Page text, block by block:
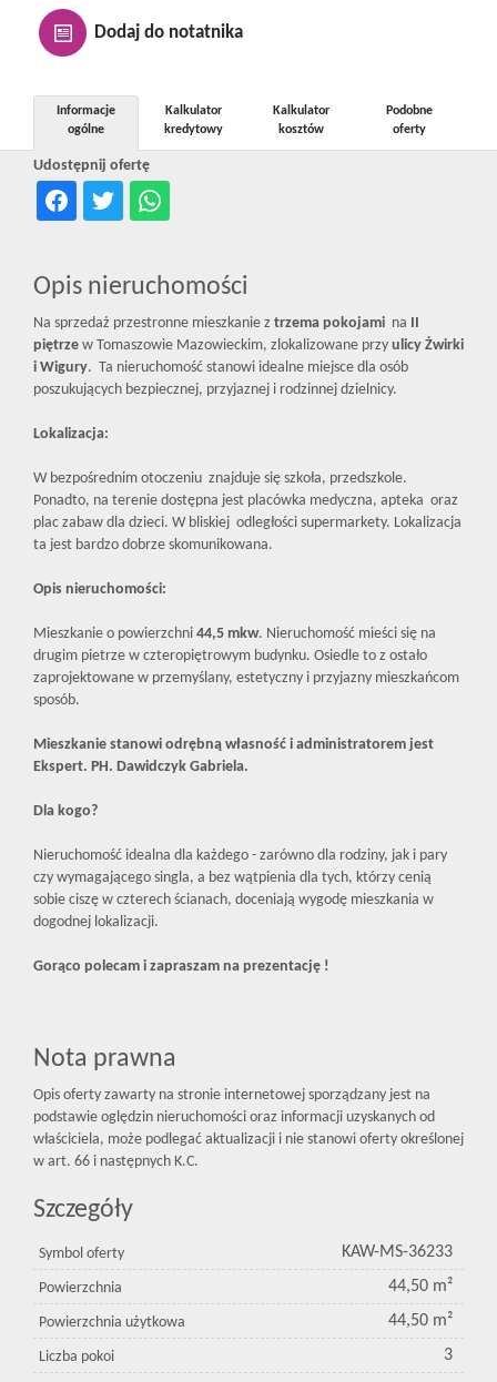
dla
Dodaj do notatnika
Udostępnij ofertę
Informacje
ogólne
Kalkulator
kredytowy
Kalkulator
kosztów
Podobne
oferty
Opis nieruchomości
Na sprzedaż przestronne mieszkanie z trzema pokojami na II
piętrze w Tomaszowie Mazowieckim, zlokalizowane przy ulicy Żwirki
i Wigury. Ta nieruchomość stanowi idealne miejsce dla osób
poszukujących bezpiecznej, przyjaznej i rodzinnej dzielnicy.
Lokalizacja:
W bezpośrednim otoczeniu znajduje się szkoła, przedszkole.
Ponadto, na terenie dostępna jest placówka medyczna, apteka oraz
plac zabaw dla dzieci. W bliskiej odległości supermarkety. Lokalizacja
ta jest bardzo dobrze skomunikowana.
Opis nieruchomości:
Mieszkanie o powierzchni 44,5 mkw. Nieruchomość mieści się na
drugim pietrze w czteropiętrowym budynku. Osiedle to z ostało
zaprojektowane w przemyślany, estetyczny i przyjazny mieszkańcom
sposób.
Mieszkanie stanowi odrębną własność i administratorem jest
Ekspert. PH. Dawidczyk Gabriela.
Dla kogo?
Nieruchomość idealna dla każdego - zarówno dla rodziny, jak i pary
czy wymagającego singla, a bez wątpienia dla tych, którzy cenią
sobie ciszę w czterech ścianach, doceniają wygodę mieszkania w
dogodnej lokalizacji.
Gorąco polecam i zapraszam na prezentację !
Nota prawna
Opis oferty zawarty na stronie internetowej sporządzany jest na
podstawie oględzin nieruchomości oraz informacji uzyskanych od
właściciela, może podlegać aktualizacji i nie stanowi oferty określonej
w art. 66 i następnych K.C.
Szczegóły
Symbol oferty KAW-MS-36233
Powierzchnia 44,50 m²
Powierzchnia użytkowa 44,50 m²
Liczba pokoi
3